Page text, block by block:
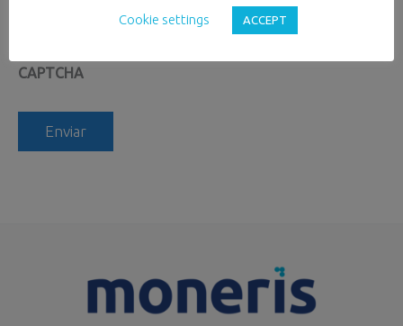
Ao submeter o seu RFP estará a concordar com a
CAPTCHA
Cookie settings
ACCEPT